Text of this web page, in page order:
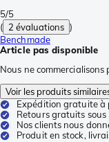
5/5
( 2 évaluations )
Benchmade
Article pas disponible
Nous ne commercialisons
Voir les produits
Expédition gratuite à
Retours gratuits sous
Nos clients nous
Produit en stock,